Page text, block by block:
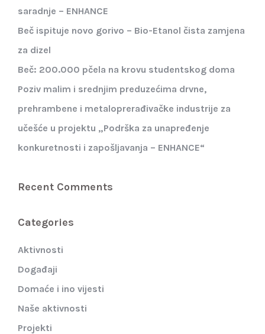
saradnje – ENHANCE
Beč ispituje novo gorivo – Bio-Etanol čista zamjena
za dizel
Beč: 200.000 pčela na krovu studentskog doma
Poziv malim i srednjim preduzećima drvne,
prehrambene i metaloprerađivačke industrije za
učešće u projektu „Podrška za unapređenje
konkuretnosti i zapošljavanja – ENHANCE“
Recent Comments
Categories
Aktivnosti
Događaji
Domaće i ino vijesti
Naše aktivnosti
Projekti